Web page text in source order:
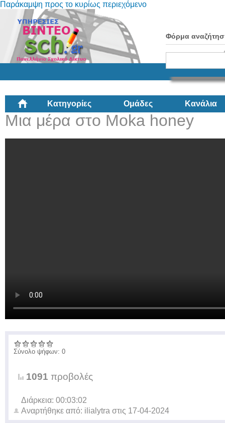
Παράκαμψη προς το κυρίως περιεχόμενο
Φόρμα
Κατηγορίες Ομάδες Κανάλια
Μια μέρα στο Moka honey
Σύνολο ψήφων: 0
1091 προβολές
Διάρκεια: 00:03:02
Αναρτήθηκε από: ilialytra στις 17-04-2024